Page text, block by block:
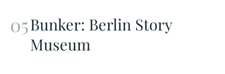
Bunker: Berlin Story
Museum